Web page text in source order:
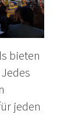
bieten
jeden